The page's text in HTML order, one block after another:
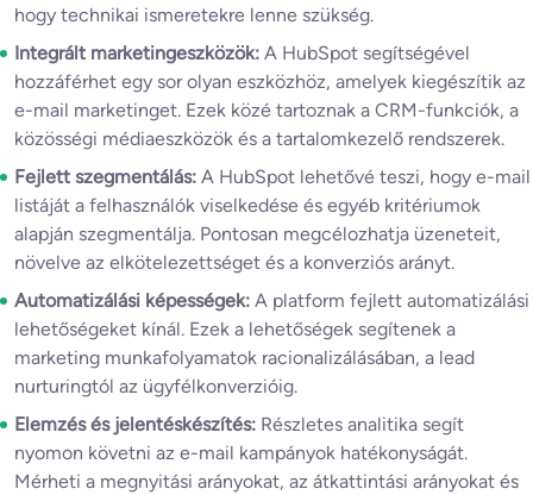
hogy technikai ismeretekre lenne szükség.
Integrált marketingeszközök: A HubSpot segítségével
hozzáférhet egy sor olyan eszközhöz, amelyek kiegészítik az
e-mail marketinget. Ezek közé tartoznak a CRM-funkciók, a
közösségi médiaeszközök és a tartalomkezelő rendszerek.
Fejlett szegmentálás: A HubSpot lehetővé teszi, hogy e-mail
listáját a felhasználók viselkedése és egyéb kritériumok
alapján szegmentálja. Pontosan megcélozhatja üzeneteit,
növelve az elkötelezettséget és a konverziós arányt.
Automatizálási képességek: A platform fejlett automatizálási
lehetőségeket kínál. Ezek a lehetőségek segítenek a
marketing munkafolyamatok racionalizálásában, a lead
nurturingtól az ügyfélkonverzióig.
Elemzés és jelentéskészítés: Részletes analitika segít
nyomon követni az e-mail kampányok hatékonyságát.
Mérheti a megnyitási arányokat, az átkattintási arányokat és